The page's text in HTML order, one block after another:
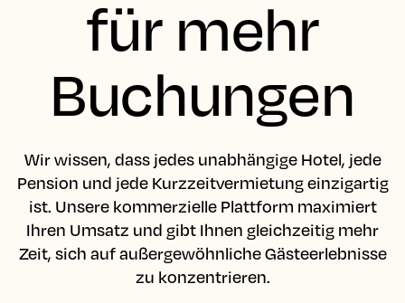
für mehr
Buchungen
Wir wissen, dass jedes unabhängige Hotel, jede
Pension und jede Kurzzeitvermietung einzigartig
ist. Unsere kommerzielle Plattform maximiert
Ihren Umsatz und gibt Ihnen gleichzeitig mehr
Zeit, sich auf außergewöhnliche Gästeerlebnisse
zu konzentrieren.